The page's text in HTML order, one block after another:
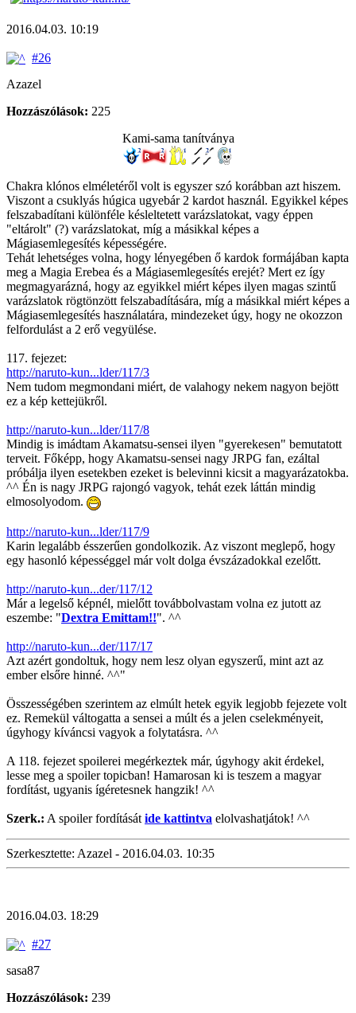
2016.04.03. 10:19
#26
Azazel
Hozzászólások: 225
Kami-sama tanítványa
Chakra klónos elméletéről volt is egyszer szó korábban azt hiszem.
Viszont a csuklyás húgica ugyebár 2 kardot használ. Egyikkel képes
felszabadítani különféle késleltetett varázslatokat, vagy éppen
"eltárolt" (?) varázslatokat, míg a másikkal képes a
Mágiasemlegesítés képességére.
Tehát lehetséges volna, hogy lényegében ő kardok formájában kapta
meg a Magia Erebea és a Mágiasemlegesítés erejét? Mert ez így
megmagyarázná, hogy az egyikkel miért képes ilyen magas szintű
varázslatok rögtönzött felszabadítására, míg a másikkal miért képes a
Mágiasemlegesítés használatára, mindezeket úgy, hogy ne okozzon
felfordulást a 2 erő vegyülése.
117. fejezet:
http://naruto-kun...lder/117/3
Nem tudom megmondani miért, de valahogy nekem nagyon bejött
ez a kép kettejükről.
http://naruto-kun...lder/117/8
Mindig is imádtam Akamatsu-sensei ilyen "gyerekesen" bemutatott
terveit. Főképp, hogy Akamatsu-sensei nagy JRPG fan, ezáltal
próbálja ilyen esetekben ezeket is belevinni kicsit a magyarázatokba.
^^ Én is nagy JRPG rajongó vagyok, tehát ezek láttán mindig
elmosolyodom.
http://naruto-kun...lder/117/9
Karin legalább ésszerűen gondolkozik. Az viszont meglepő, hogy
egy hasonló képességgel már volt dolga évszázadokkal ezelőtt.
http://naruto-kun...der/117/12
Már a legelső képnél, mielőtt továbbolvastam volna ez jutott az
eszembe: "Dextra Emittam!!". ^^
http://naruto-kun...der/117/17
Azt azért gondoltuk, hogy nem lesz olyan egyszerű, mint azt az
ember elsőre hinné. ^^"
Összességében szerintem az elmúlt hetek egyik legjobb fejezete volt
ez. Remekül váltogatta a sensei a múlt és a jelen cselekményeit,
úgyhogy kíváncsi vagyok a folytatásra. ^^
A 118. fejezet spoilerei megérkeztek már, úgyhogy akit érdekel,
lesse meg a spoiler topicban! Hamarosan ki is teszem a magyar
fordítást, ugyanis ígéretesnek hangzik! ^^
Szerk.: A spoiler fordítását ide kattintva elolvashatjátok! ^^
Szerkesztette: Azazel - 2016.04.03. 10:35
2016.04.03. 18:29
#27
sasa87
Hozzászólások: 239